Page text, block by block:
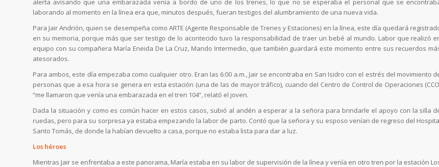
laborando al momento en la línea era que, minutos después, fueran testigos del alumbramiento de una nueva vida.
Para Jair Andrión, quien se desempeña como ARTE (Agente Responsable de Trenes y Estaciones) en la línea, este día quedará
en su memoria, porque más que ser testigo de lo acontecido tuvo la responsabilidad de traer un bebé al mundo. Labor que realizó
equipo con su compañera María Eneida De La Cruz, Mando Intermedio, que también guardará este momento entre sus recuerdos
atesorados.
Para ambos, este día empezaba como cualquier otro. Eran las 6:00 a.m., Jair se encontraba en San Isidro con el estrés del movimiento
personas que a esa hora se genera en esta estación (una de las de mayor tráfico), cuando del Centro de Control de Operaciones
“me llamaron que venía una embarazada en el tren 104”, relató el joven.
Dada la situación y como es común hacer en estos casos, subió al andén a esperar a la señora para brindarle el apoyo con la silla
ruedas, pero para su sorpresa ya estaba empezando la labor de parto. Contó que la señora y su esposo venían de regreso del
Santo Tomás, de donde la habían devuelto a casa, porque no estaba lista para dar a luz.
Los héroes
Mientras Jair se enfrentaba a este panorama, María estaba en su labor de supervisión de la línea y venía en otro tren por la estación